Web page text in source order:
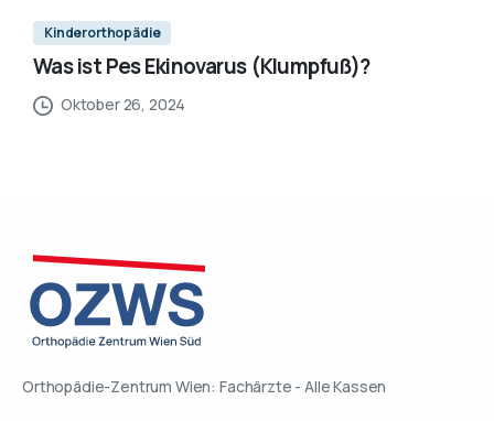
Kinderorthopädie
Was ist Pes Ekinovarus (Klumpfuß)?
Oktober 26, 2024
Orthopädie-Zentrum Wien: Fachärzte - Alle Kassen